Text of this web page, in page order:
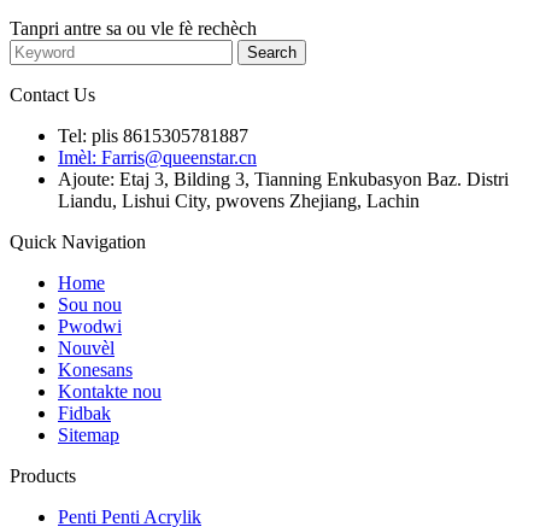
Tanpri antre sa ou vle fè rechèch
Contact Us
Tel: plis 8615305781887
Imèl: Farris@queenstar.cn
Ajoute: Etaj 3, Bilding 3, Tianning Enkubasyon Baz. Distri
Liandu, Lishui City, pwovens Zhejiang, Lachin
Quick Navigation
Home
Sou nou
Pwodwi
Nouvèl
Konesans
Kontakte nou
Fidbak
Sitemap
Products
Penti Penti Acrylik